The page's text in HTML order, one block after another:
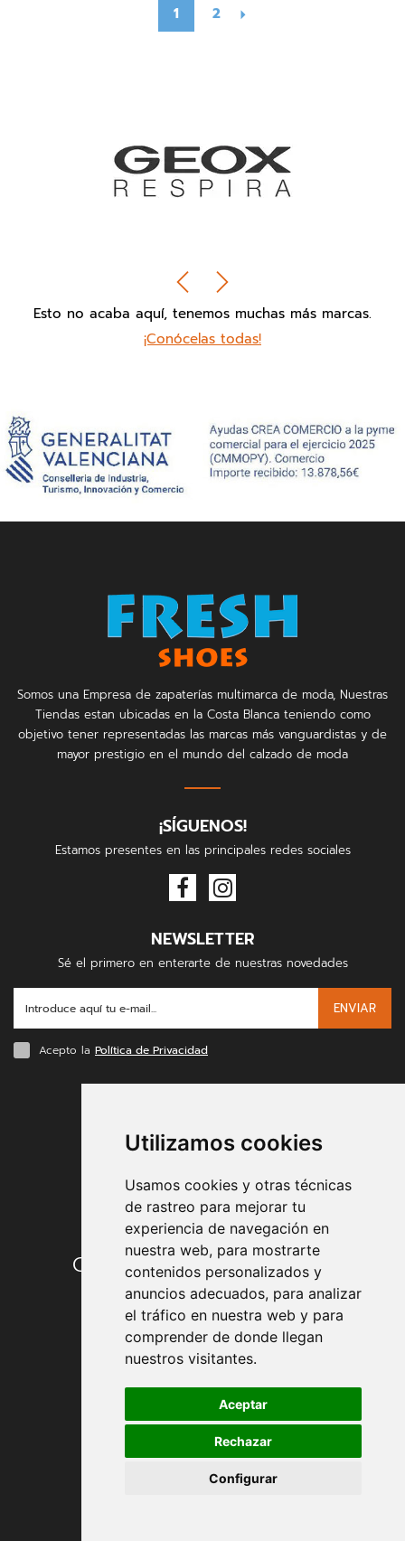
Utilizamos cookies
Usamos cookies y otras técnicas
de rastreo para mejorar tu
experiencia de navegación en
nuestra web, para mostrarte
contenidos personalizados y
anuncios adecuados, para analizar
el tráfico en nuestra web y para
comprender de donde llegan
nuestros visitantes.
Aceptar
Rechazar
Configurar
1 2
Esto no acaba aquí, tenemos muchas más marcas.
¡Conócelas todas!
Somos una Empresa de zapaterías multimarca de moda, Nuestras
Tiendas estan ubicadas en la Costa Blanca teniendo como
objetivo tener representadas las marcas más vanguardistas y de
mayor prestigio en el mundo del calzado de moda
¡SÍGUENOS!
Estamos presentes en las principales redes sociales
NEWSLETTER
Sé el primero en enterarte de nuestras novedades
ENVIAR
Acepto la Política de Privacidad
Condiciones de contratación
Envío y entrega
Devoluciones
Formas de pago
Política de Privacidad